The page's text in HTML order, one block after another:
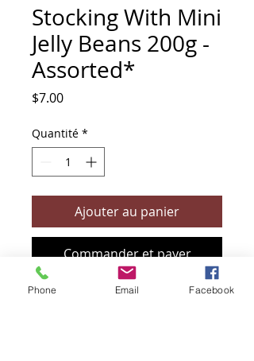
Stocking With Mini
Jelly Beans 200g -
Assorted*
$7.00Prix
Quantité *
Ajouter au panier
Commander et payer
Phone Email Facebook